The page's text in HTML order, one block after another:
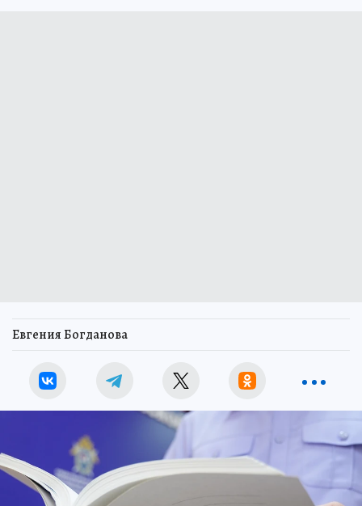
Евгения Богданова